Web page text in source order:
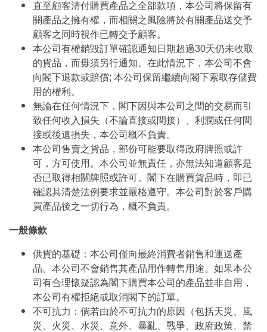
直至顧客清付購買產品之全部款項，本公司將保留有
關產品之擁有權，而相關之風險將於有關產品送交予
顧客之同時視作已轉交予顧客。
本公司有權銷毀訂單確認通知日期超過30天仍未收取
的貨品，而毋須另行通知。在此情況下，本公司不會
向閣下退款或賠償; 本公司保留繼續向閣下索取存儲費
用的權利。
無論在任何情況下，閣下因與本公司之間的交易而引
致任何收入損失（不論直接或間接）、利潤或任何間
接或後遺損失，本公司概不負責。
本公司售賣之貨品，部份可能要取得政府牌照或許
可，方可使用。本公司並無責任，亦無法知道顧客是
否已取得相關牌照或許可。閣下在購買貨品時，即已
確認其清楚法例要求並嚴格遵守。本公司對於客戶購
買產品後之一切行為，概不負責。
一般條款
供貨的基礎：本公司僅向最終消費者銷售和運送產
品。本公司不會銷售其產品用作轉售用途。如果本公
司有合理懷疑認為閣下購買本公司的產品並非自用，
本公司有權拒絕或取消閣下的訂單。
不可抗力：倘若由於不可抗力的原因（包括天災、風
災、火災、水災、意外、暴亂、戰爭、政府政策、禁